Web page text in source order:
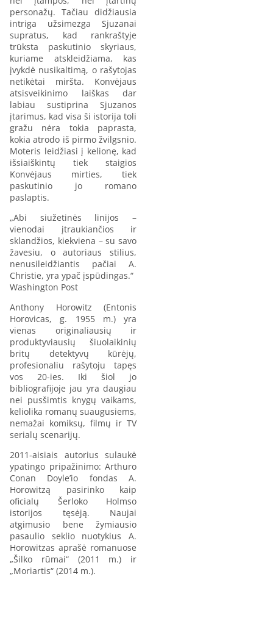
personažų. Tačiau didžiausia
intriga užsimezga Sjuzanai
supratus, kad rankraštyje
trūksta paskutinio skyriaus,
kuriame atskleidžiama, kas
įvykdė nusikaltimą, o rašytojas
netikėtai miršta. Konvėjaus
atsisveikinimo laiškas dar
labiau sustiprina Sjuzanos
įtarimus, kad visa ši istorija toli
gražu nėra tokia paprasta,
kokia atrodo iš pirmo žvilgsnio.
Moteris leidžiasi į kelionę, kad
išsiaiškintų tiek staigios
Konvėjaus mirties, tiek
paskutinio jo romano
paslaptis.
„Abi siužetinės linijos –
vienodai įtraukiančios ir
sklandžios, kiekviena – su savo
žavesiu, o autoriaus stilius,
nenusileidžiantis pačiai A.
Christie, yra ypač įspūdingas.“
Washington Post
Anthony Horowitz (Entonis
Horovicas, g. 1955 m.) yra
vienas originaliausių ir
produktyviausių šiuolaikinių
britų detektyvų kūrėjų,
profesionaliu rašytoju tapęs
vos 20-ies. Iki šiol jo
bibliografijoje jau yra daugiau
nei pusšimtis knygų vaikams,
keliolika romanų suaugusiems,
nemažai komiksų, filmų ir TV
serialų scenarijų.
2011-aisiais autorius sulaukė
ypatingo pripažinimo: Arthuro
Conan Doyle’io fondas A.
Horowitzą pasirinko kaip
oficialų Šerloko Holmso
istorijos tęsėją. Naujai
atgimusio bene žymiausio
pasaulio seklio nuotykius A.
Horowitzas aprašė romanuose
„Šilko rūmai“ (2011 m.) ir
„Moriartis“ (2014 m.).